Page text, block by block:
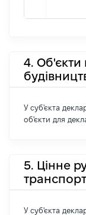
4.
У суб'єкта
об'єкти для
5. Цінне
У суб'єкта